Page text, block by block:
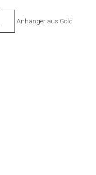
Anhänger aus Gold